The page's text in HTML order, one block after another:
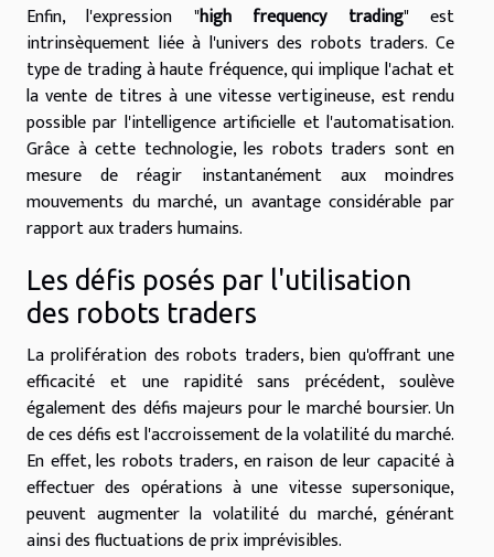
Enfin, l'expression "high frequency trading" est
intrinsèquement liée à l'univers des robots traders. Ce
type de trading à haute fréquence, qui implique l'achat et
la vente de titres à une vitesse vertigineuse, est rendu
possible par l'intelligence artificielle et l'automatisation.
Grâce à cette technologie, les robots traders sont en
mesure de réagir instantanément aux moindres
mouvements du marché, un avantage considérable par
rapport aux traders humains.
Les défis posés par l'utilisation
des robots traders
La prolifération des robots traders, bien qu'offrant une
efficacité et une rapidité sans précédent, soulève
également des défis majeurs pour le marché boursier. Un
de ces défis est l'accroissement de la volatilité du marché.
En effet, les robots traders, en raison de leur capacité à
effectuer des opérations à une vitesse supersonique,
peuvent augmenter la volatilité du marché, générant
ainsi des fluctuations de prix imprévisibles.